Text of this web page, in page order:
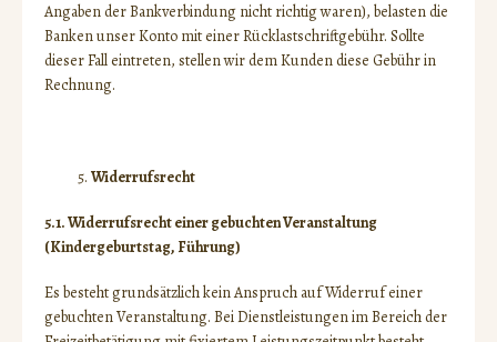
Angaben der Bankverbindung nicht richtig waren), belasten die
Banken unser Konto mit einer Rücklastschriftgebühr. Sollte
dieser Fall eintreten, stellen wir dem Kunden diese Gebühr in
Rechnung.
Widerrufsrecht
5.1. Widerrufsrecht einer gebuchten Veranstaltung
(Kindergeburtstag, Führung)
Es besteht grundsätzlich kein Anspruch auf Widerruf einer
gebuchten Veranstaltung. Bei Dienstleistungen im Bereich der